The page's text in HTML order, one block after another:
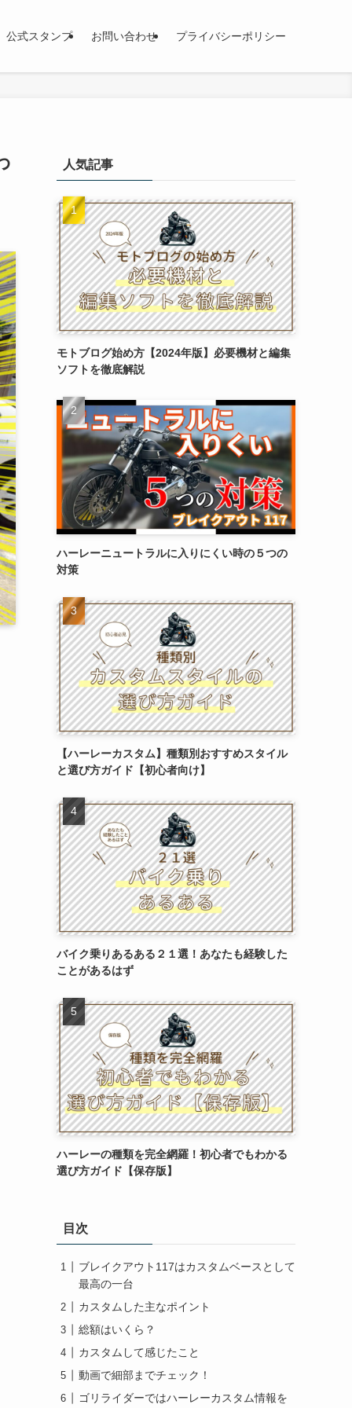
公式スタンプ お問い合わせ プライバシーポリシー
人気記事
モトブログ始め方【2024年版】必要機材と編集
ソフトを徹底解説
ハーレーニュートラルに入りにくい時の５つの
対策
【ハーレーカスタム】種類別おすすめスタイル
と選び方ガイド【初心者向け】
バイク乗りあるある２１選！あなたも経験した
ことがあるはず
ハーレーの種類を完全網羅！初心者でもわかる
選び方ガイド【保存版】
目次
ブレイクアウト117はカスタムベースとして
最高の一台
カスタムした主なポイント
総額はいくら？
カスタムして感じたこと
動画で細部までチェック！
ゴリライダーではハーレーカスタム情報を